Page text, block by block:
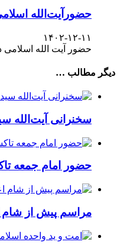
حضورآیت‌الله
۱۴۰۲-۱۲-۱۱
حضور آیت الله
دیگر مطالب …
سخنرانی آیت‌الله
حضور امام‌ جمعه‌
مراسم پیش از شام